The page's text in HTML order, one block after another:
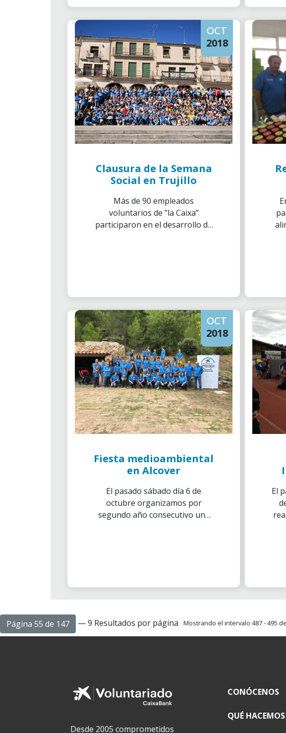
OCT
2018
Clausura de la Semana
Social en Trujillo
Más de 90 empleados
voluntarios de ”la Caixa”
participaron en el desarrollo de
OCT
2018
Fiesta medioambiental
en Alcover
El pasado sábado día 6 de
octubre organizamos por
segundo año consecutivo una
El
Página 55 de 147 — 9 Resultados por página Mostrando el intervalo 487 - 495
Desde 2005 comprometidos
CONÓCENOS
QUÉ HACEMOS